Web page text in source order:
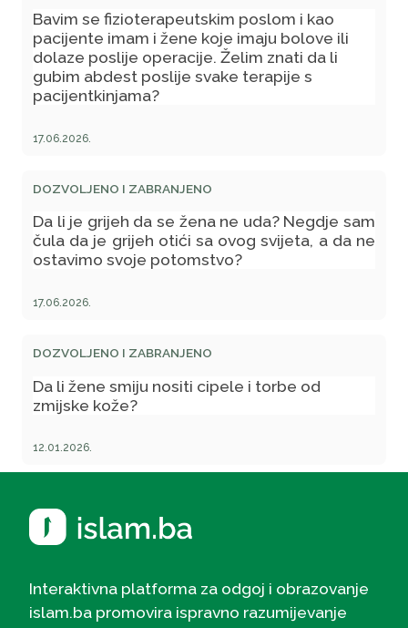
Bavim se fizioterapeutskim poslom i kao
pacijente imam i žene koje imaju bolove ili
dolaze poslije operacije. Želim znati da li
gubim abdest poslije svake terapije s
pacijentkinjama?
17.06.2026.
DOZVOLJENO I ZABRANJENO
Da li je grijeh da se žena ne uda? Negdje sam
čula da je grijeh otići sa ovog svijeta, a da ne
ostavimo svoje potomstvo?
17.06.2026.
DOZVOLJENO I ZABRANJENO
Da li žene smiju nositi cipele i torbe od
zmijske kože?
12.01.2026.
Interaktivna platforma za odgoj i obrazovanje
islam.ba promovira ispravno razumijevanje